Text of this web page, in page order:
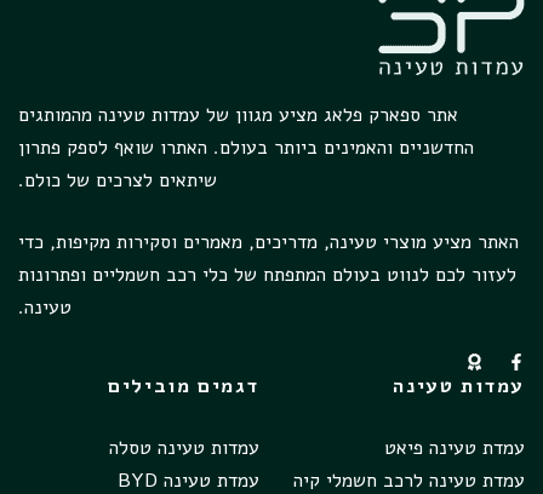
אתר ספארק פלאג מציע מגוון של עמדות טעינה מהמותגים
החדשניים והאמינים ביותר בעולם. האתרו שואף לספק פתרון
שיתאים לצרכים של כולם.
האתר מציע מוצרי טעינה, מדריכים, מאמרים וסקירות מקיפות, כדי
לעזור לכם לנווט בעולם המתפתח של כלי רכב חשמליים ופתרונות
טעינה.
עמדות טעינה
עמדת טעינה פיאט
עמדת טעינה לרכב חשמלי קיה
דגמים מובילים
עמדות טעינה טסלה
עמדת טעינה BYD